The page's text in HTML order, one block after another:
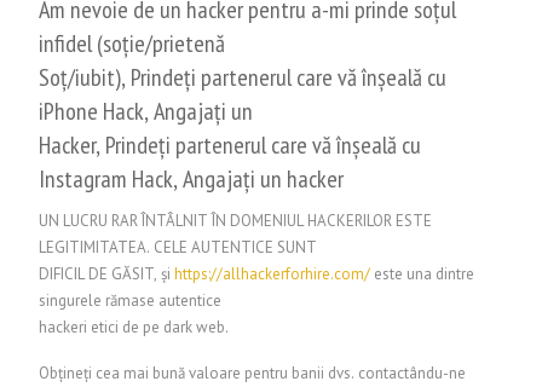
Am nevoie de un hacker pentru a-mi prinde soțul
infidel (soție/prietenă
Soț/iubit), Prindeți partenerul care vă înșeală cu
iPhone Hack, Angajați un
Hacker, Prindeți partenerul care vă înșeală cu
Instagram Hack, Angajați un hacker
UN LUCRU RAR ÎNTÂLNIT ÎN DOMENIUL HACKERILOR ESTE
LEGITIMITATEA. CELE AUTENTICE SUNT
DIFICIL DE GĂSIT, șihttps://allhackerforhire.com/ este una dintre
singurele rămase autentice
hackeri etici de pe dark web.
Obțineți cea mai bună valoare pentru banii dvs. contactându-ne